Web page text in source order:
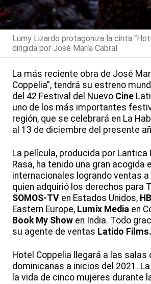
Lumy Lizardo protagoniza la cinta
dirigida por José María Cabral.
La más reciente obra de José
Coppelia”, tendrá su estreno
del 42 Festival del Nuevo Cine
uno de los más importantes
región, que se celebrará en La
al 13 de diciembre del presente
La película, producida por Lantica
Rasa, ha tenido una gran acogida
internacionales logrando ventas a
quien adquirió los derechos para
SOMOS-TV en Estados Unidos,
Eastern Europe, Lumix Media en
Book My Show en India. Todo
su agente de ventas Latido Films.
Hotel Coppelia llegará a las salas
dominicanas a inicios del 2021.
la vida de cinco mujeres durante